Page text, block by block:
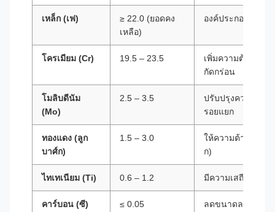
เหล็ก (เฟ)
≥ 22.0 (ยอดคง
เหลือ)
องค์ประกอบฐาน
โครเมียม (Cr) 19.5 – 23.5
เพิ่มความต้านทาน
กัดกร่อน
โมลิบดีนัม
(Mo)
2.5 – 3.5
ปรับปรุงความต้า
รอยแยก
ทองแดง (ลูก
บาศ์ก)
1.5 – 3.0
ให้ความต้านทาน
ก)
ไทเทเนียม (Ti) 0.6 – 1.2 มีความเสถียรต่อก
คาร์บอน (ซี) ≤ 0.05 ลดขนาดลงเพื่อป้อ